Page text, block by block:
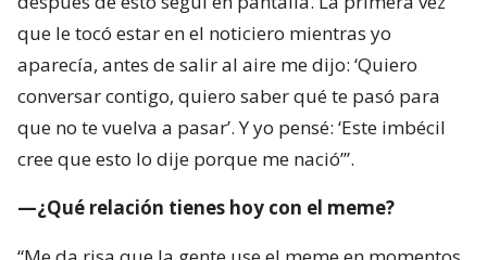
que le tocó estar en el noticiero mientras yo
aparecía, antes de salir al aire me dijo: ‘Quiero
conversar contigo, quiero saber qué te pasó para
que no te vuelva a pasar’. Y yo pensé: ‘Este imbécil
cree que esto lo dije porque me nació’”.
—¿Qué relación tienes hoy con el meme?